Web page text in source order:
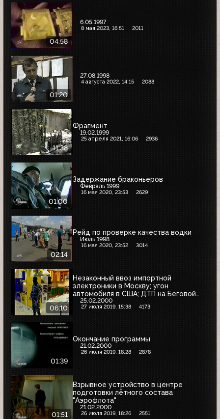
04:58
6.05.1997
8 мая 2023, 16:51 2011
01:20
27.08.1998
4 августа 2022, 14:15 2088
11:38
Фрагмент
19.02.1999
25 апреля 2021, 16:06 2936
01:00
Задержание браконьеров
Февраль 1999
16 мая 2020, 23:53 2629
02:14
Рейд по проверке качества водки
Июль 1998
16 мая 2020, 23:52 3014
06:10
Незаконный ввоз импортной
электроники в Москву; угон
автомобиля в США; ДТП на Беговой
улице в Москве
25.02.2000
27 июля 2019, 15:38 4173
01:39
Окончание программы
21.02.2000
26 июля 2019, 18:28 2878
01:51
Взрывное устройство в центре
подготовки лётного состава
"Аэрофлота"
21.02.2000
26 июля 2019, 18:26 2551